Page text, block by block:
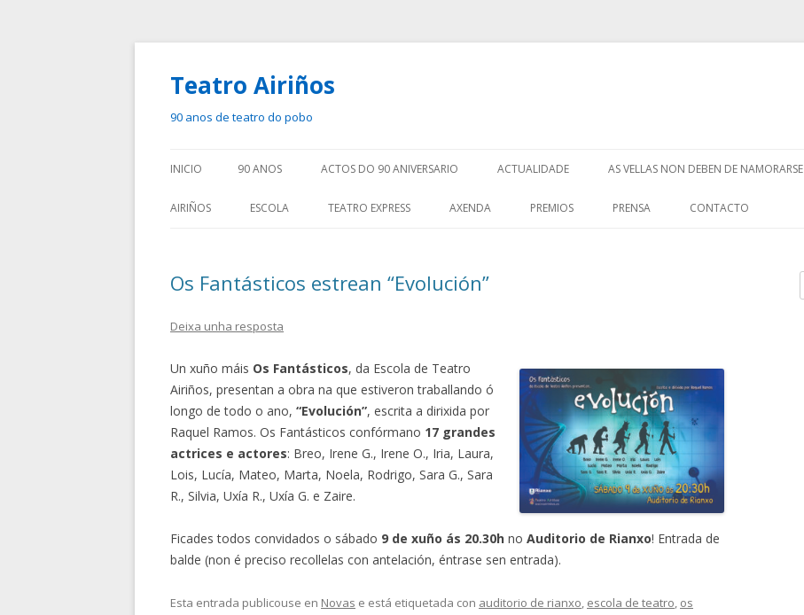
Teatro Airiños
90 anos de teatro do pobo
ao
INICIO 90 ANOS ACTOS DO 90 ANIVERSARIO ACTUALIDADE AS VELLAS NON DEBEN DE NAMORARSE
AIRIÑOS ESCOLA TEATRO EXPRESS AXENDA PREMIOS PRENSA CONTACTO
Os Fantásticos estrean “Evolución”
Deixa unha resposta
Un xuño máis Os Fantásticos, da Escola de Teatro
Airiños, presentan a obra na que estiveron traballando ó
longo de todo o ano, “Evolución”, escrita a dirixida por
Raquel Ramos. Os Fantásticos confórmano 17 grandes
actrices e actores: Breo, Irene G., Irene O., Iria, Laura,
Lois, Lucía, Mateo, Marta, Noela, Rodrigo, Sara G., Sara
R., Silvia, Uxía R., Uxía G. e Zaire.
Ficades todos convidados o sábado 9 de xuño ás 20.30h no Auditorio de Rianxo! Entrada de
balde (non é preciso recollelas con antelación, éntrase sen entrada).
Esta entrada publicouse en Novas e está etiquetada con auditorio de rianxo, escola de teatro, os